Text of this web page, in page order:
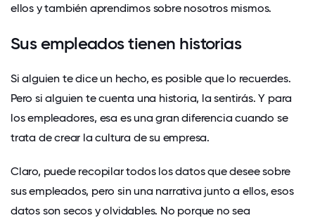
ellos y también aprendimos sobre nosotros mismos.
Sus empleados tienen historias
Si alguien te dice un hecho, es posible que lo recuerdes.
Pero si alguien te cuenta una historia, la sentirás. Y para
los empleadores, esa es una gran diferencia cuando se
trata de crear la cultura de su empresa.
Claro, puede recopilar todos los datos que desee sobre
sus empleados, pero sin una narrativa junto a ellos, esos
datos son secos y olvidables. No porque no sea